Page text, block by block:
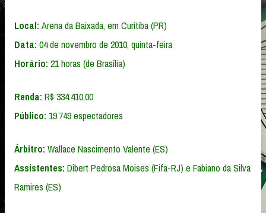
Local: Arena da Baixada, em Curitiba (PR)
Data: 04 de novembro de 2010, quinta-feira
Horário: 21 horas (de Brasília)
Renda: R$ 334.410,00
Público: 19.749 espectadores
Árbitro: Wallace Nascimento Valente (ES)
Assistentes: Dibert Pedrosa Moises (Fifa-RJ) e Fabiano da Silva
Ramires (ES)